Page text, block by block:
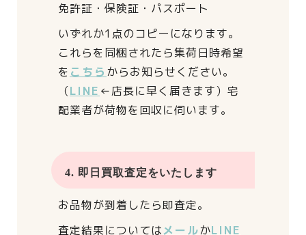
免許証・保険証・パスポート
いずれか1点のコピーになります。
これらを同梱されたら集荷日時希望
を こちら からお知らせください。
（LINE ←店長に早く届きます） 宅
配業者が荷物を回収に伺います。
4. 即日買取査定をいたします
お品物が到着したら即査定。
査定結果についてはメールかLINE